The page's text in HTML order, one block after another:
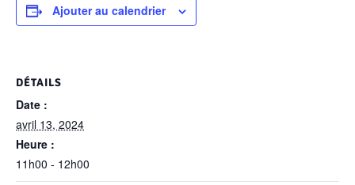
Ajouter au calendrier
DÉTAILS
Date :
avril 13, 2024
Heure :
11h00 - 12h00